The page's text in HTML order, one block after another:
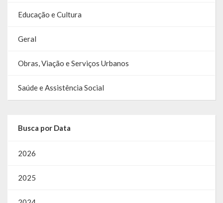
Contratos
Educação e Cultura
Geral
Obras, Viação e Serviços Urbanos
Saúde e Assistência Social
Busca por Data
2026
2025